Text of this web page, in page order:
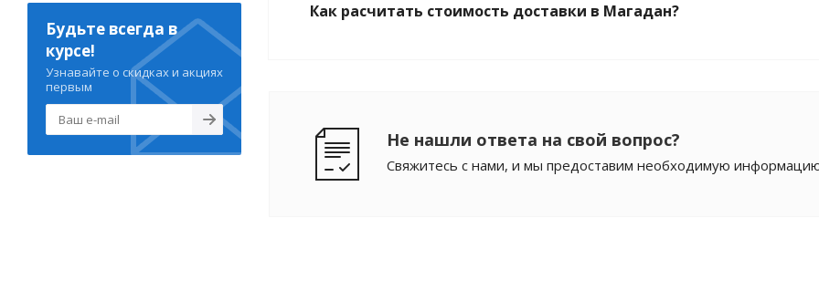
Как расчитать стоимость доставки в Магадан?
Не нашли ответа на свой вопрос?
Свяжитесь с нами, и мы предоставим необходимую
Будьте всегда в
курсе!
Узнавайте о скидках и акциях
первым